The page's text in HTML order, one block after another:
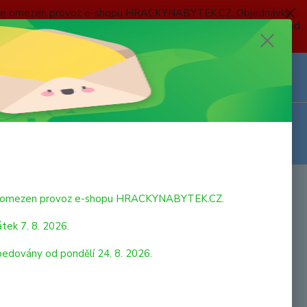
provoz e-shopu HRACKYNABYTEK.CZ. Objednávky
2026 do neděle 23. 8. 2026 budou postupně expedovány od
Andaluský hřebec. Všechny figurky Schleich jsou ručně a
provoz e-shopu HRACKYNABYTEK.CZ.
7. 8. 2026.
od pondělí 24. 8. 2026.